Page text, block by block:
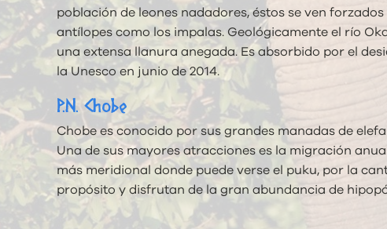
población de leones nadadores, éstos se ven
antílopes como los impalas. Geológicamente el río
una extensa llanura anegada. Es absorbido por el
la Unesco en junio de 2014.
P.N. Chobe
Chobe es conocido por sus grandes manadas de
Una de sus mayores atracciones es la migración
más meridional donde puede verse el puku, por la
propósito y disfrutan de la gran abundancia de